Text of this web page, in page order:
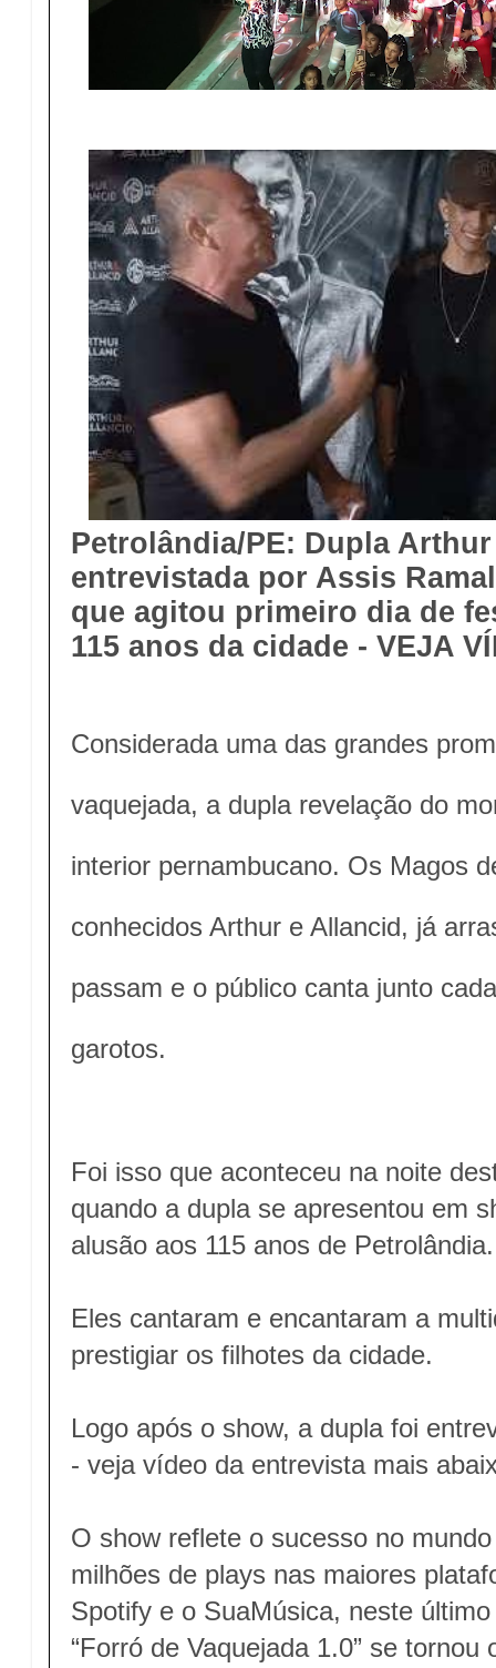
Petrolândia/PE: Dupla
entrevistada por Assis
que agitou primeiro dia de
115 anos da cidade - VEJA
Considerada uma das grandes
vaquejada, a dupla revelação do
interior pernambucano. Os Magos
conhecidos Arthur e Allancid, já
passam e o público canta junto
garotos.
Foi isso que aconteceu na noite
quando a dupla se apresentou em
alusão aos 115 anos de Petrolândia.
Eles cantaram e encantaram a
prestigiar os filhotes da cidade.
Logo após o show, a dupla foi
- veja vídeo da entrevista mais
O show reflete o sucesso no
milhões de plays nas maiores
Spotify e o SuaMúsica, neste
“Forró de Vaquejada 1.0” se